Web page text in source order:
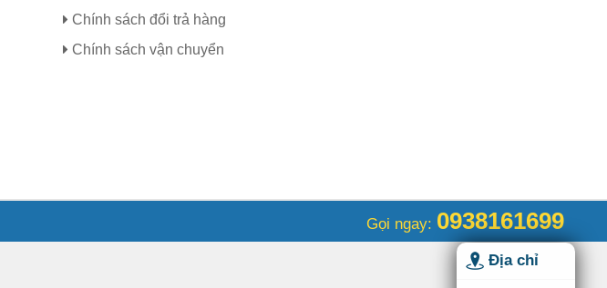
Chính sách đổi trả hàng
Chính sách vận chuyển
Gọi ngay: 0938161699
Địa chỉ